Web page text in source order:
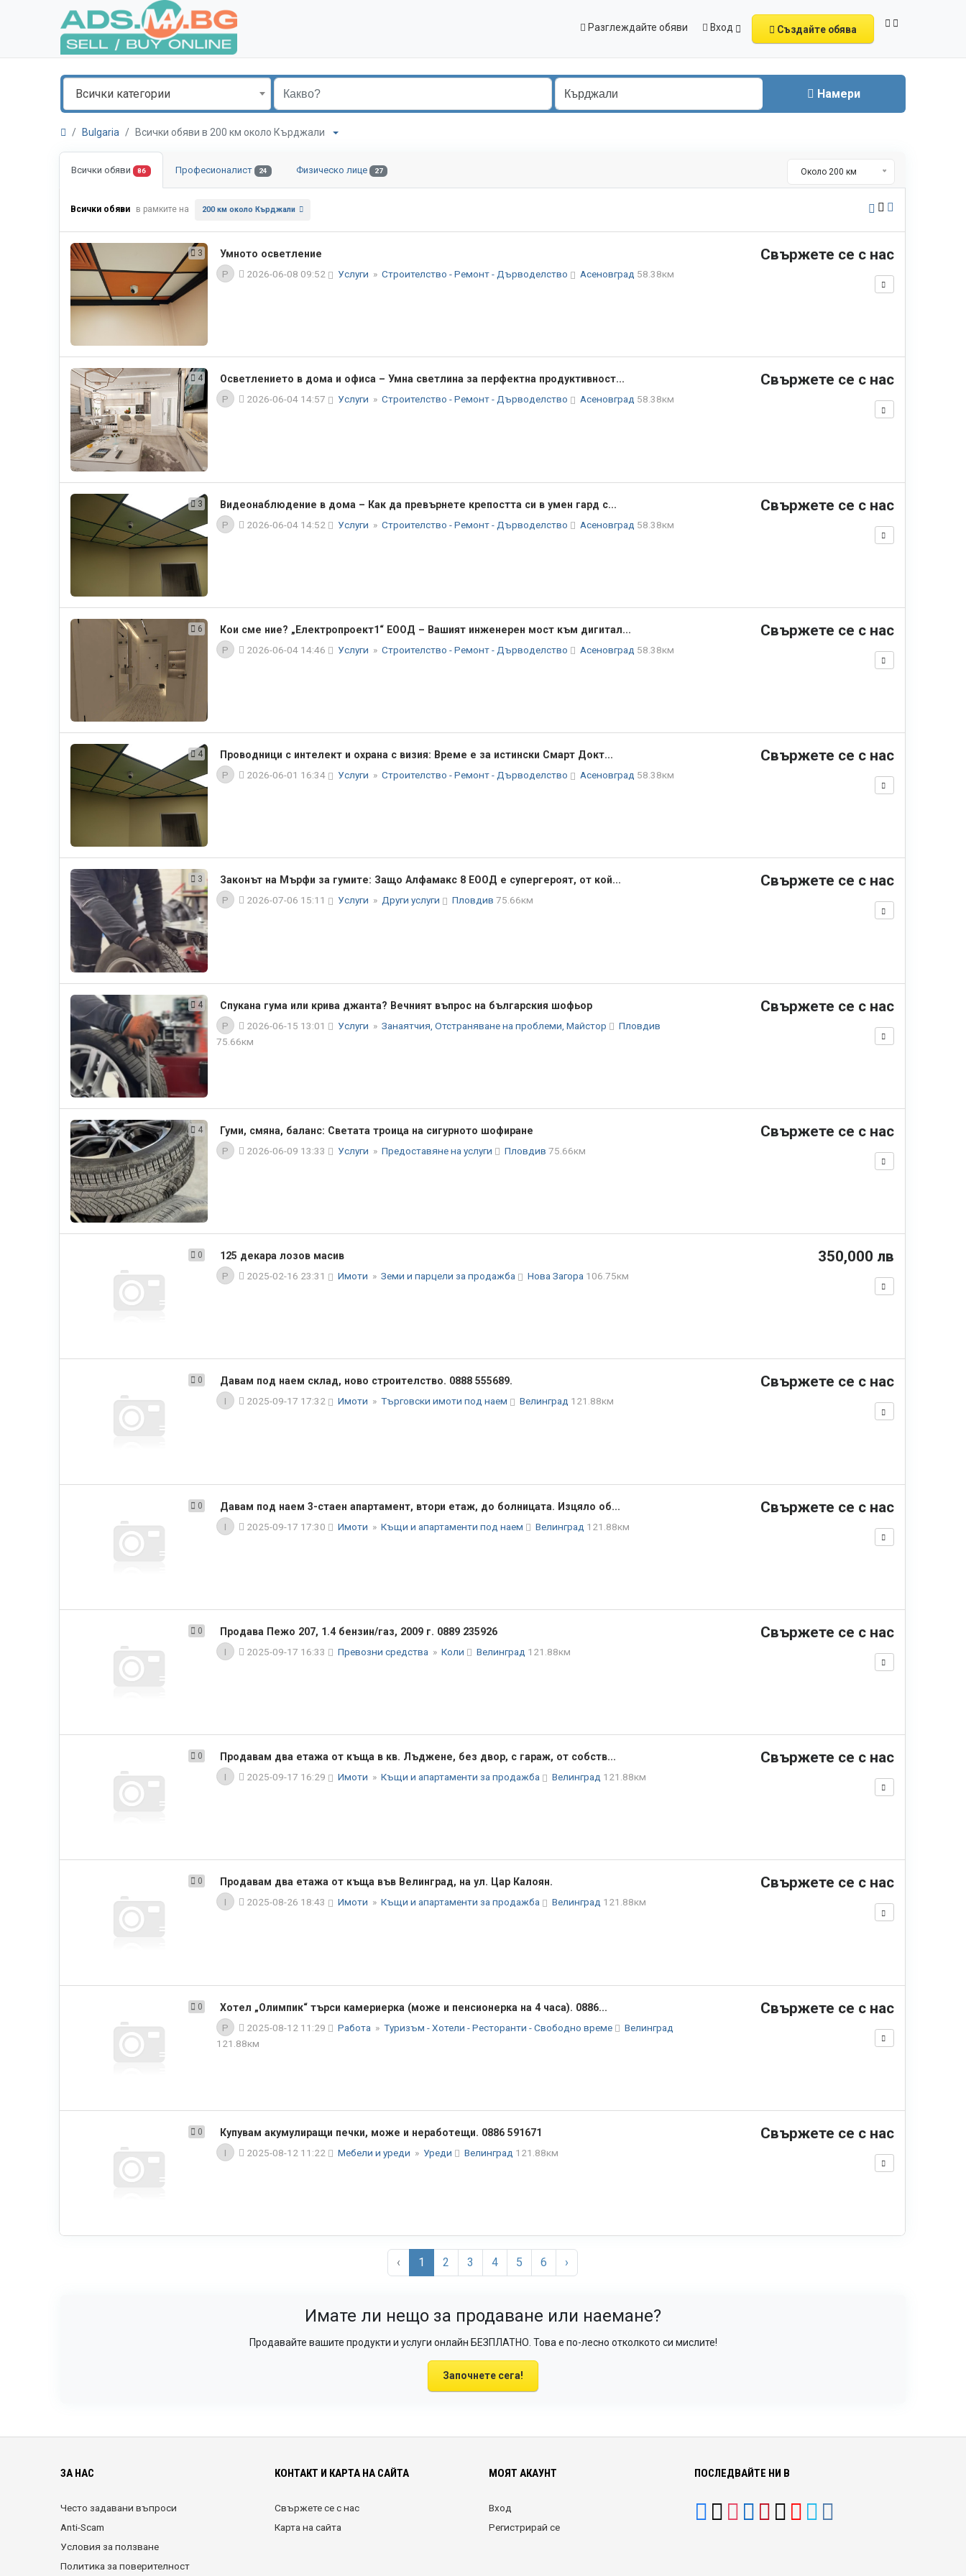
Разглеждайте обяви Вход Създайте обява
Всички категории Намери
Bulgaria Всички обяви в 200 км около Кърджали
Всички обяви 86 Професионалист 24 Физическо лице 27 Около 200 км
Всички обяви в рамките на 200 км около Кърджали
3
Умното осветление
P
2026-06-08 09:52 Услуги » Строителство - Ремонт - Дърводелство Асеновград 58.38км
Свържете се с нас
4
Осветлението в дома и офиса – Умна светлина за перфектна продуктивност...
P
2026-06-04 14:57 Услуги » Строителство - Ремонт - Дърводелство Асеновград 58.38км
Свържете се с нас
3
Видеонаблюдение в дома – Как да превърнете крепостта си в умен гард с...
P
2026-06-04 14:52 Услуги » Строителство - Ремонт - Дърводелство Асеновград 58.38км
Свържете се с нас
6
Кои сме ние? „Електропроект1“ ЕООД – Вашият инженерен мост към дигитал...
P
2026-06-04 14:46 Услуги » Строителство - Ремонт - Дърводелство Асеновград 58.38км
Свържете се с нас
4
Проводници с интелект и охрана с визия: Време е за истински Смарт Докт...
P
2026-06-01 16:34 Услуги » Строителство - Ремонт - Дърводелство Асеновград 58.38км
Свържете се с нас
3
Законът на Мърфи за гумите: Защо Алфамакс 8 ЕООД е супергероят, от кой...
P
2026-07-06 15:11 Услуги » Други услуги Пловдив 75.66км
Свържете се с нас
4
Спукана гума или крива джанта? Вечният въпрос на българския шофьор
P
2026-06-15 13:01 Услуги » Занаятчия, Отстраняване на проблеми, Майстор
Пловдив
75.66км
Свържете се с нас
4
Гуми, смяна, баланс: Светата троица на сигурното шофиране
P
2026-06-09 13:33 Услуги » Предоставяне на услуги Пловдив 75.66км
Свържете се с нас
0
125 декара лозов масив
P
2025-02-16 23:31 Имоти » Земи и парцели за продажба Нова Загора 106.75км
350,000 лв
0
Давам под наем склад, ново строителство. 0888 555689.
I
2025-09-17 17:32 Имоти » Търговски имоти под наем Велинград 121.88км
Свържете се с нас
0
Давам под наем 3-стаен апартамент, втори етаж, до болницата. Изцяло об...
I
2025-09-17 17:30 Имоти » Къщи и апартаменти под наем Велинград 121.88км
Свържете се с нас
0
Продава Пежо 207, 1.4 бензин/газ, 2009 г. 0889 235926
I
2025-09-17 16:33 Превозни средства » Коли Велинград 121.88км
Свържете се с нас
0
Продавам два етажа от къща в кв. Лъджене, без двор, с гараж, от собств...
I
2025-09-17 16:29 Имоти » Къщи и апартаменти за продажба Велинград 121.88км
Свържете се с нас
0
Продавам два етажа от къща във Велинград, на ул. Цар Калоян.
I
2025-08-26 18:43 Имоти » Къщи и апартаменти за продажба Велинград 121.88км
Свържете се с нас
0
Хотел „Олимпик“ търси камериерка (може и пенсионерка на 4 часа). 0886...
P
2025-08-12 11:29 Работа » Туризъм - Хотели - Ресторанти - Свободно време
Велинград
121.88км
Свържете се с нас
0
Купувам акумулиращи печки, може и неработещи. 0886 591671
I
2025-08-12 11:22 Мебели и уреди » Уреди Велинград 121.88км
Свържете се с нас
‹ 1 2 3 4 5 6 ›
Имате ли нещо за продаване или наемане?
Продавайте вашите продукти и услуги онлайн БЕЗПЛАТНО. Това е по-лесно отколкото си мислите!
Започнете сега!
ЗА НАС
Често задавани въпроси
Anti-Scam
Условия за ползване
Политика за поверителност
КОНТАКТ И КАРТА НА САЙТА
Свържете се с нас
Карта на сайта
МОЯТ АКАУНТ
Вход
Регистрирай се
ПОСЛЕДВАЙТЕ НИ В